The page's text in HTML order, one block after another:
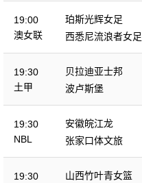
19:00
澳女联
珀斯光辉女足
西悉尼流浪者女足
19:30
土甲
贝拉迪亚士邦
波卢斯堡
19:30
NBL
安徽皖江龙
张家口体文旅
19:30 山西竹叶青女篮